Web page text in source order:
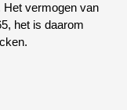
vermogen van
het is daarom